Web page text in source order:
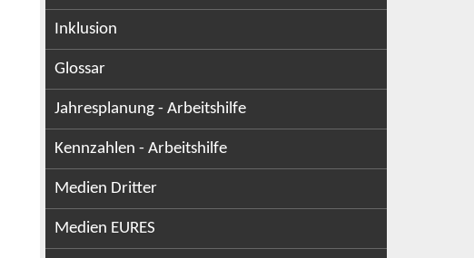
Inklusion
Glossar
Jahresplanung - Arbeitshilfe
Kennzahlen - Arbeitshilfe
Medien Dritter
Medien EURES